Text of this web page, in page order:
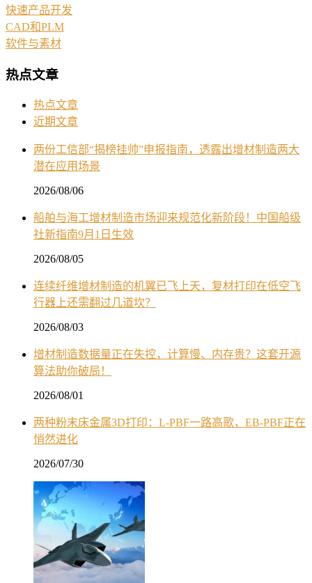
快速产品开发
CAD和PLM
软件与素材
热点文章
热点文章
近期文章
两份工信部“揭榜挂帅”申报指南，透露出增材制造两大
潜在应用场景
2026/08/06
船舶与海工增材制造市场迎来规范化新阶段！中国船级
社新指南9月1日生效
2026/08/05
连续纤维增材制造的机翼已飞上天，复材打印在低空飞
行器上还需翻过几道坎？
2026/08/03
增材制造数据量正在失控，计算慢、内存贵？这套开源
算法助你破局！
2026/08/01
两种粉末床金属3D打印：L-PBF一路高歌，EB-PBF正在
悄然进化
2026/07/30